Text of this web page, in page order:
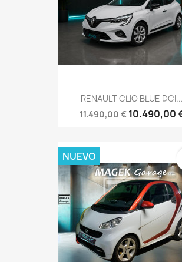
RENAULT CLIO BLUE DCI...
11.490,00 € 10.490,00
NUEVO